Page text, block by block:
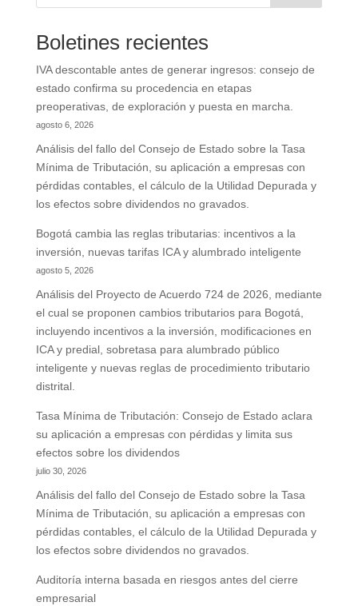
Boletines recientes
IVA descontable antes de generar ingresos: consejo de
estado confirma su procedencia en etapas
preoperativas, de exploración y puesta en marcha.
agosto 6, 2026
Análisis del fallo del Consejo de Estado sobre la Tasa
Mínima de Tributación, su aplicación a empresas con
pérdidas contables, el cálculo de la Utilidad Depurada y
los efectos sobre dividendos no gravados.
Bogotá cambia las reglas tributarias: incentivos a la
inversión, nuevas tarifas ICA y alumbrado inteligente
agosto 5, 2026
Análisis del Proyecto de Acuerdo 724 de 2026, mediante
el cual se proponen cambios tributarios para Bogotá,
incluyendo incentivos a la inversión, modificaciones en
ICA y predial, sobretasa para alumbrado público
inteligente y nuevas reglas de procedimiento tributario
distrital.
Tasa Mínima de Tributación: Consejo de Estado aclara
su aplicación a empresas con pérdidas y limita sus
efectos sobre los dividendos
julio 30, 2026
Análisis del fallo del Consejo de Estado sobre la Tasa
Mínima de Tributación, su aplicación a empresas con
pérdidas contables, el cálculo de la Utilidad Depurada y
los efectos sobre dividendos no gravados.
Auditoría interna basada en riesgos antes del cierre
empresarial